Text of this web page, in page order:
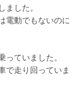
ました。
電動でもないのに
っていました。
で走り回っていま